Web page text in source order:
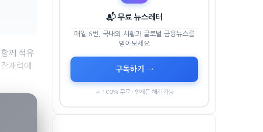
께 석유
재력에
📬 무료 뉴스레터
매일 6번, 국내외 시황과 글로벌 금융뉴스를
받아보세요
구독하기 →
✓ 100% 무료 · 언제든 해지 가능